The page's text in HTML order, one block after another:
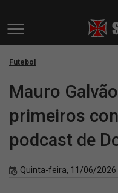
Futebol
Mauro
primeiros
podcast de
Quinta-feira, 11/06/2026